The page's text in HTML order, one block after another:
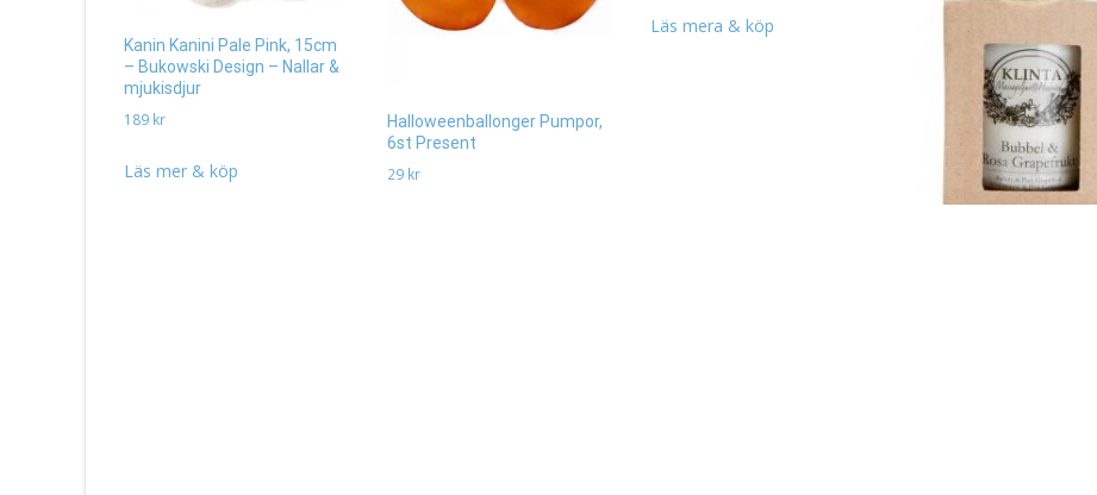
Kanin Kanini Pale Pink, 15cm
– Bukowski Design – Nallar &
mjukisdjur
189 kr
Läs mer & köp
Halloweenballonger Pumpor,
6st Present
29 kr
Läs mera & köp